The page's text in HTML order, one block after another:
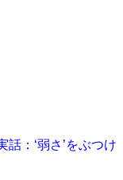
：‘弱さ’をぶつけ